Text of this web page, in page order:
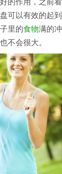
可以有效的起到
里的食物满的
不会很大。